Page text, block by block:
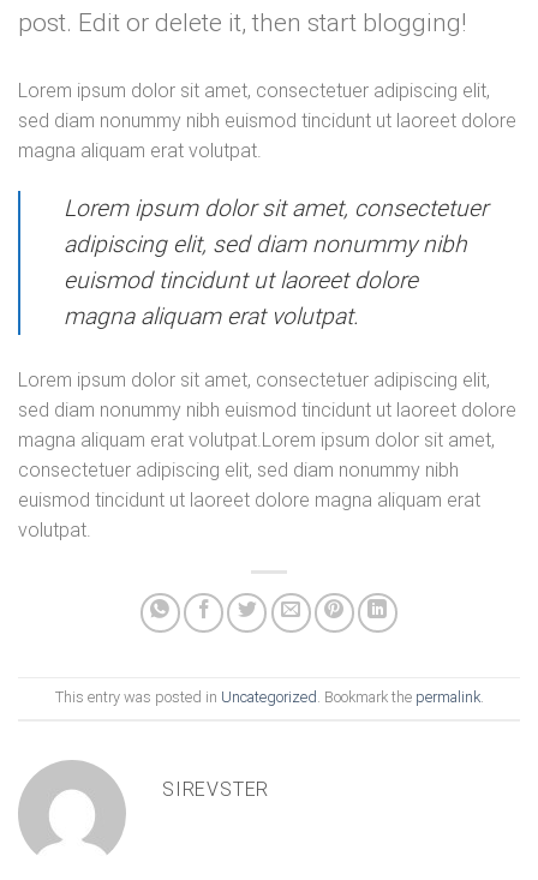
post. Edit or delete it, then start blogging!
Lorem ipsum dolor sit amet, consectetuer adipiscing elit,
sed diam nonummy nibh euismod tincidunt ut laoreet dolore
magna aliquam erat volutpat.
Lorem ipsum dolor sit amet, consectetuer
adipiscing elit, sed diam nonummy nibh
euismod tincidunt ut laoreet dolore
magna aliquam erat volutpat.
Lorem ipsum dolor sit amet, consectetuer adipiscing elit,
sed diam nonummy nibh euismod tincidunt ut laoreet dolore
magna aliquam erat volutpat.Lorem ipsum dolor sit amet,
consectetuer adipiscing elit, sed diam nonummy nibh
euismod tincidunt ut laoreet dolore magna aliquam erat
volutpat.
This entry was posted in Uncategorized. Bookmark the permalink.
SIREVSTER